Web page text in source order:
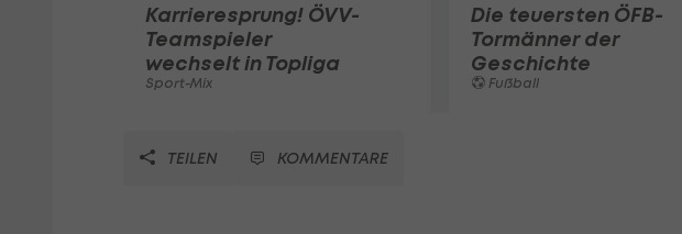
Karrieresprung! ÖVV-
Teamspieler
wechselt in Topliga
Sport-Mix
Die teuersten ÖFB-
Tormänner der
Geschichte
Fußball
TEILEN KOMMENTARE